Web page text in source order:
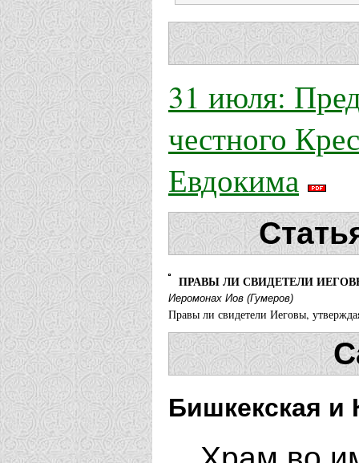
31 июля:
честного
Евдокима
ПРАВЫ ЛИ СВИДЕТЕЛИ
Иеромонах Иов (Гумеров)
Правы ли свидетели Иеговы,
Бишкекская и